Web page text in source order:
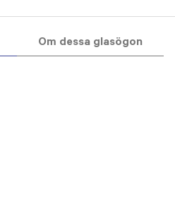
Om dessa glasögon